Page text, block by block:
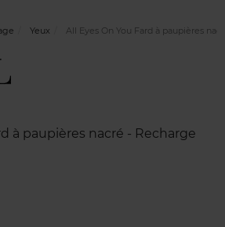
Yeux All Eyes On You Fard à paupières
à paupières nacré - Recharge